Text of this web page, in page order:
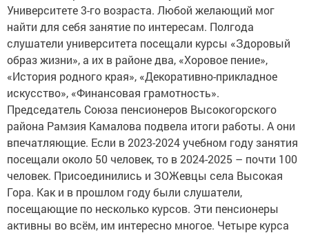
Университете 3-го возраста. Любой желающий мог
найти для себя занятие по интересам. Полгода
слушатели университета посещали курсы «Здоровый
образ жизни», а их в районе два, «Хоровое пение»,
«История родного края», «Декоративно-прикладное
искусство», «Финансовая грамотность».
Председатель Союза пенсионеров Высокогорского
района Рамзия Камалова подвела итоги работы. А они
впечатляющие. Если в 2023-2024 учебном году занятия
посещали около 50 человек, то в 2024-2025 – почти 100
человек. Присоединились и ЗОЖевцы села Высокая
Гора. Как и в прошлом году были слушатели,
посещающие по несколько курсов. Эти пенсионеры
активны во всём, им интересно многое. Четыре курса